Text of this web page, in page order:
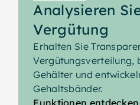
Vergütungsrichtlinien
importieren in der
aus HRIS- oder
analysieren diese in
Berücksichtigung von
Vergütungsstrukturen.
Analysieren
Vergütung
Erhalten Sie
Vergütungsverteilung,
Gehälter und
Gehaltsbänder.